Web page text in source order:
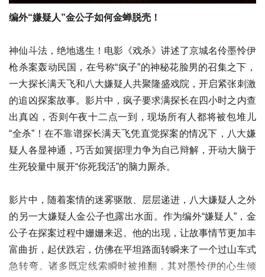
编外“嫌疑人”金公子如何金蝉脱壳！
神仙斗法，绝地逃生！电影《戏杀》讲述了京城名伶墨怜伊
枪杀案轰动民国，在号称“疯子”的神秘花脸男的召集之下，
一大探长满天飞和八大嫌疑人共聚隆盛戏院，开启紧张刺激
的追凶探案故事。影片中，疯子要求满探长在四小时之内查
出真凶，否则午夜十二点一到，现场所有人都将被包堆儿
“全杀”！在不靠谱探长满天飞凭直觉探案的情况下，八大嫌
疑人各显神通，巧舌如簧据理力争为自己辩解，开动大脑于
生死较量中展开“你死我活”的脑力厮杀。
影片中，随着案情的迷雾驱散、层层递进，八大嫌疑人之外
的另一大嫌疑人金公子也露出水面。作为编外“嫌疑人”，金
公子在探案过程中姗姗来迟。他的出现，让故事情节更加丰
富曲折，起伏跌宕，仿佛在平坦路面转瞬来了一个过山车式
急转弯。诸多既定线索瞬时被推翻，其对墨怜伊的心生倾